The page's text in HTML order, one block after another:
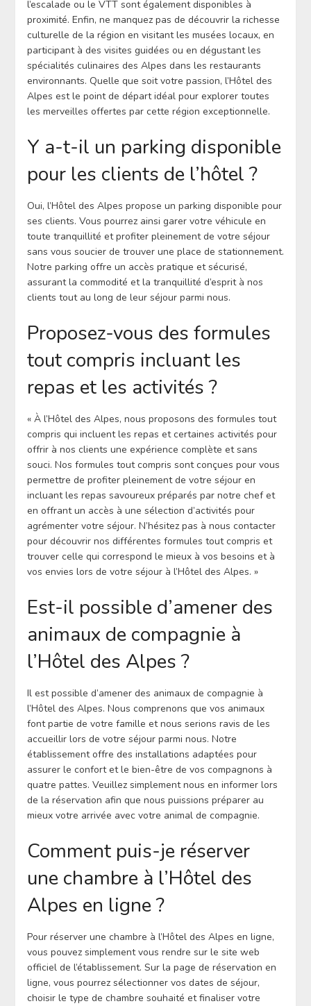
l’escalade ou le VTT sont également disponibles à
proximité. Enfin, ne manquez pas de découvrir la richesse
culturelle de la région en visitant les musées locaux, en
participant à des visites guidées ou en dégustant les
spécialités culinaires des Alpes dans les restaurants
environnants. Quelle que soit votre passion, l’Hôtel des
Alpes est le point de départ idéal pour explorer toutes
les merveilles offertes par cette région exceptionnelle.
Y a-t-il un parking disponible
pour les clients de l’hôtel ?
Oui, l’Hôtel des Alpes propose un parking disponible pour
ses clients. Vous pourrez ainsi garer votre véhicule en
toute tranquillité et profiter pleinement de votre séjour
sans vous soucier de trouver une place de stationnement.
Notre parking offre un accès pratique et sécurisé,
assurant la commodité et la tranquillité d’esprit à nos
clients tout au long de leur séjour parmi nous.
Proposez-vous des formules
tout compris incluant les
repas et les activités ?
« À l’Hôtel des Alpes, nous proposons des formules tout
compris qui incluent les repas et certaines activités pour
offrir à nos clients une expérience complète et sans
souci. Nos formules tout compris sont conçues pour vous
permettre de profiter pleinement de votre séjour en
incluant les repas savoureux préparés par notre chef et
en offrant un accès à une sélection d’activités pour
agrémenter votre séjour. N’hésitez pas à nous contacter
pour découvrir nos différentes formules tout compris et
trouver celle qui correspond le mieux à vos besoins et à
vos envies lors de votre séjour à l’Hôtel des Alpes. »
Est-il possible d’amener des
animaux de compagnie à
l’Hôtel des Alpes ?
Il est possible d’amener des animaux de compagnie à
l’Hôtel des Alpes. Nous comprenons que vos animaux
font partie de votre famille et nous serions ravis de les
accueillir lors de votre séjour parmi nous. Notre
établissement offre des installations adaptées pour
assurer le confort et le bien-être de vos compagnons à
quatre pattes. Veuillez simplement nous en informer lors
de la réservation afin que nous puissions préparer au
mieux votre arrivée avec votre animal de compagnie.
Comment puis-je réserver
une chambre à l’Hôtel des
Alpes en ligne ?
Pour réserver une chambre à l’Hôtel des Alpes en ligne,
vous pouvez simplement vous rendre sur le site web
officiel de l’établissement. Sur la page de réservation en
ligne, vous pourrez sélectionner vos dates de séjour,
choisir le type de chambre souhaité et finaliser votre